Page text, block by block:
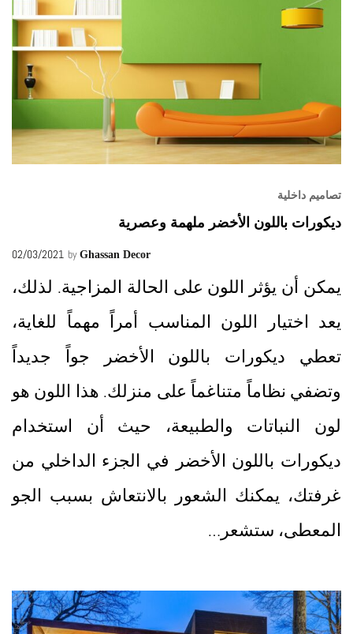
تصاميم داخلية
ديكورات باللون الأخضر ملهمة وعصرية
02/03/2021 by Ghassan Decor
يمكن أن يؤثر اللون على الحالة المزاجية. لذلك،
يعد اختيار اللون المناسب أمراً مهماً للغاية،
تعطي ديكورات باللون الأخضر جواً جديداً
وتضفي نظاماً متناغماً على منزلك. هذا اللون هو
لون النباتات والطبيعة، حيث أن استخدام
ديكورات باللون الأخضر في الجزء الداخلي من
غرفتك، يمكنك الشعور بالانتعاش بسبب الجو
المعطى، ستشعر…